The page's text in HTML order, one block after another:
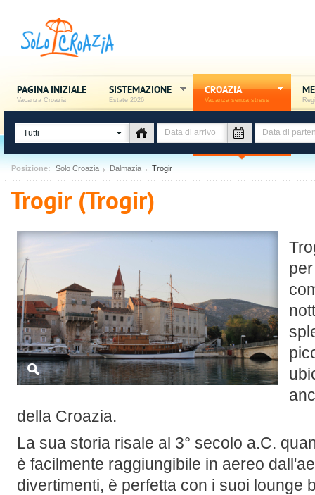
PAGINA INIZIALE
Vacanza Croazia
SISTEMAZIONE
Estate 2026
CROAZIA
Vacanza senza stress
Tutti
Posizione: Solo Croazia Dalmazia Trogir
Trogir (Trogir)
della Croazia.
La sua storia risale al 3° secolo a.C.
è facilmente raggiungibile in aereo
divertimenti, è perfetta con i suoi lounge